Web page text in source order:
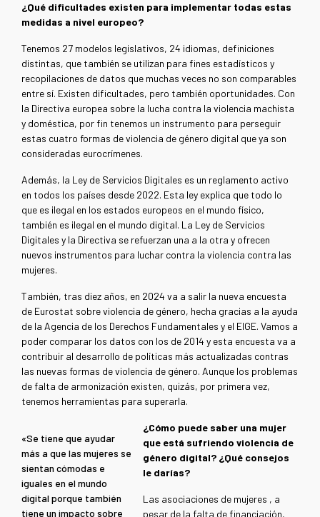
¿Qué dificultades existen para implementar todas estas
medidas a nivel europeo?
Tenemos 27 modelos legislativos, 24 idiomas, definiciones
distintas, que también se utilizan para fines estadísticos y
recopilaciones de datos que muchas veces no son comparables
entre sí. Existen dificultades, pero también oportunidades. Con
la Directiva europea sobre la lucha contra la violencia machista
y doméstica, por fin tenemos un instrumento para perseguir
estas cuatro formas de violencia de género digital que ya son
consideradas eurocrímenes.
Además, la Ley de Servicios Digitales es un reglamento activo
en todos los países desde 2022. Esta ley explica que todo lo
que es ilegal en los estados europeos en el mundo físico,
también es ilegal en el mundo digital. La Ley de Servicios
Digitales y la Directiva se refuerzan una a la otra y ofrecen
nuevos instrumentos para luchar contra la violencia contra las
mujeres.
También, tras diez años, en 2024 va a salir la nueva encuesta
de Eurostat sobre violencia de género, hecha gracias a la ayuda
de la Agencia de los Derechos Fundamentales y el EIGE. Vamos a
poder comparar los datos con los de 2014 y esta encuesta va a
contribuir al desarrollo de políticas más actualizadas contras
las nuevas formas de violencia de género. Aunque los problemas
de falta de armonización existen, quizás, por primera vez,
tenemos herramientas para superarla.
«Se tiene que ayudar
más a que las mujeres se
sientan cómodas e
iguales en el mundo
digital porque también
tiene un impacto sobre
¿Cómo puede saber una mujer
que está sufriendo violencia de
género digital? ¿Qué consejos
le darías?
Las asociaciones de mujeres , a
pesar de la falta de financiación,